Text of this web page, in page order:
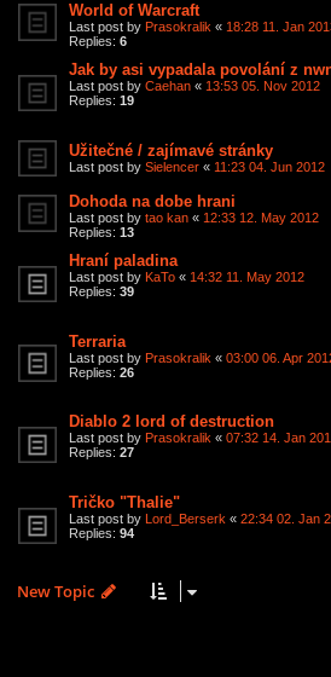
World of Warcraft
Last post by Prasokralik « 18:28 11. Jan
Replies: 6
Jak by asi vypadala povolání z
Last post by Caehan « 13:53 05. Nov 2012
Replies: 19
Užitečné / zajímavé stránky
Last post by Sielencer « 11:23 04. Jun 2012
Dohoda na dobe hrani
Last post by tao kan « 12:33 12. May 2012
Replies: 13
Hraní paladina
Last post by KaTo « 14:32 11. May 2012
Replies: 39
Terraria
Last post by Prasokralik « 03:00 06. Apr
Replies: 26
Diablo 2 lord of destruction
Last post by Prasokralik « 07:32 14. Jan
Replies: 27
Tričko "Thalie"
Last post by Lord_Berserk « 22:34 02. Jan
Replies: 94
New Topic